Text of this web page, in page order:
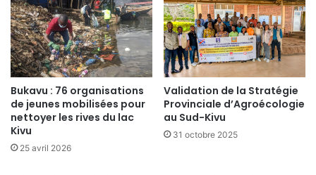
Bukavu : 76 organisations
de jeunes mobilisées pour
nettoyer les rives du lac
Kivu
25 avril 2026
Validation de la Stratégie
Provinciale d’Agroécologie
au Sud-Kivu
31 octobre 2025